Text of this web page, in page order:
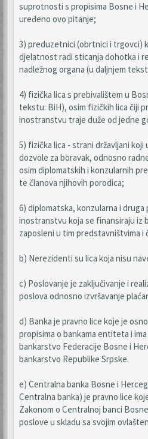
suprotnosti s propisima Bosne i
uređeno ovo pitanje;
3) preduzetnici (obrtnici i trgovci)
djelatnost radi sticanja dohotka i
nadležnog organa (u daljnjem
4) fizička lica s prebivalištem u
tekstu: BiH), osim fizičkih lica čiji
inostranstvu traje duže od jedne
5) fizička lica - strani državljani koji
dozvole za boravak, odnosno
osim diplomatskih i konzularnih
te članova njihovih porodica;
6) diplomatska, konzularna i
inostranstvu koja se finansiraju iz
zaposleni u tim predstavništvima i
b) Nerezidenti su lica koja nisu
c) Poslovanje je zaključivanje i
poslova odnosno izvršavanje
d) Banka je pravno lice koje je
propisima o bankama entiteta i
bankarstvo Federacije Bosne i
bankarstvo Republike Srpske.
e) Centralna banka Bosne i
Centralna banka) je pravno lice
Zakonom o Centralnoj banci
poslove u skladu sa svojim